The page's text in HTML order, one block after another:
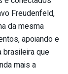
Freudenfeld,
da mesma
apoiando e
brasileira que
mais a